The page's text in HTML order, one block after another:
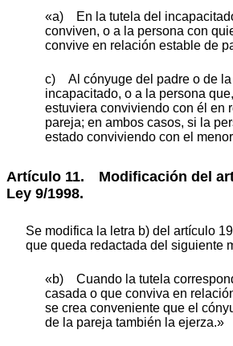
«a) En la tutela del
conviven, o a la persona con
convive en relación estable de
c) Al cónyuge del padre o de la
incapacitado, o a la persona
estuviera conviviendo con él en
pareja; en ambos casos, si la
estado conviviendo con el
Artículo 11. Modificación del
Ley 9/1998.
Se modifica la letra b) del artículo
que queda redactada del siguiente
«b) Cuando la tutela
casada o que conviva en
se crea conveniente que el
de la pareja también la ejerza.»